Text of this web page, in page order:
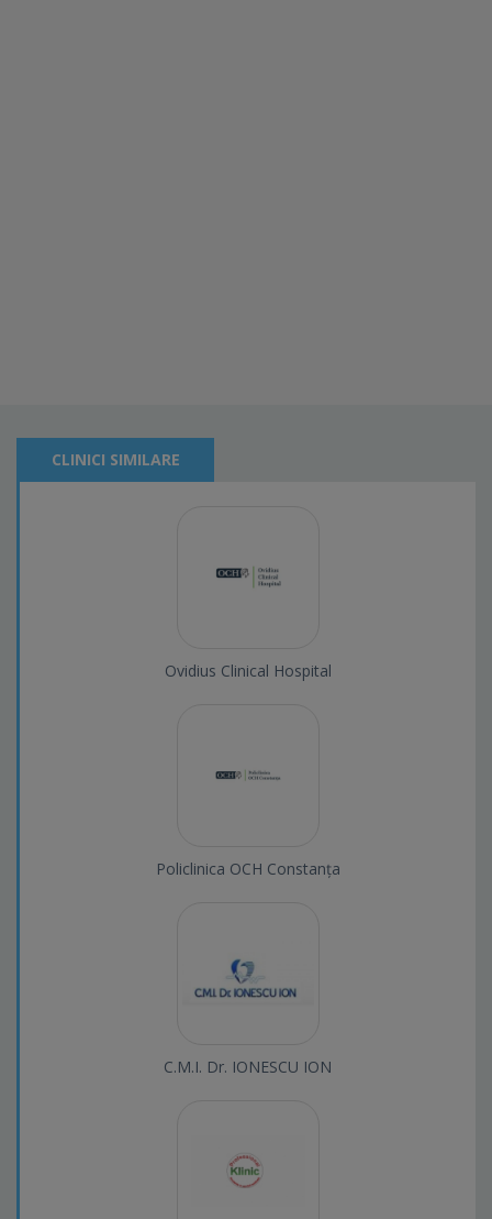
CLINICI SIMILARE
Ovidius Clinical Hospital
Policlinica OCH Constanța
C.M.I. Dr. IONESCU ION